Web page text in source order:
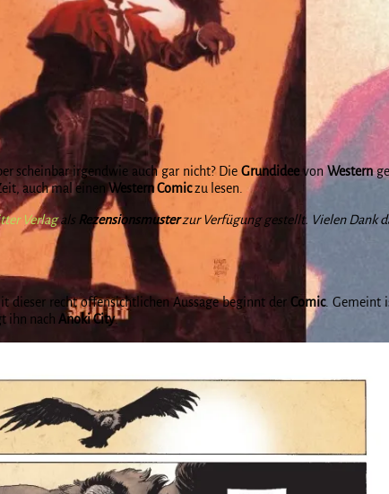
scheinbar irgendwie auch gar nicht? Die GrundideevonWestern
auch mal einenWesternComiczu lesen.
Verlagals Rezensionsmusterzur Verfügung gestellt. Vielen Dank
dieser recht offensichtlichen Aussage beginnt der Comic. Gemeint
ihn nach AnokiCity.